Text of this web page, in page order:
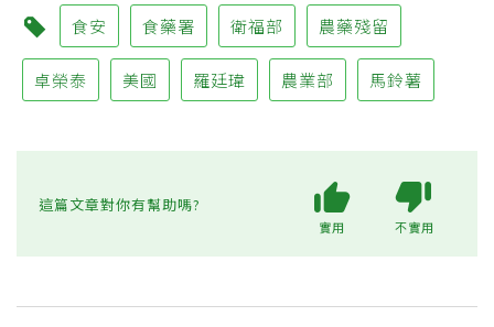
食安 食藥署 衛福部 農藥殘留
卓榮泰 美國 羅廷瑋 農業部 馬鈴薯
這篇文章對你有幫助嗎?
實用 不實用